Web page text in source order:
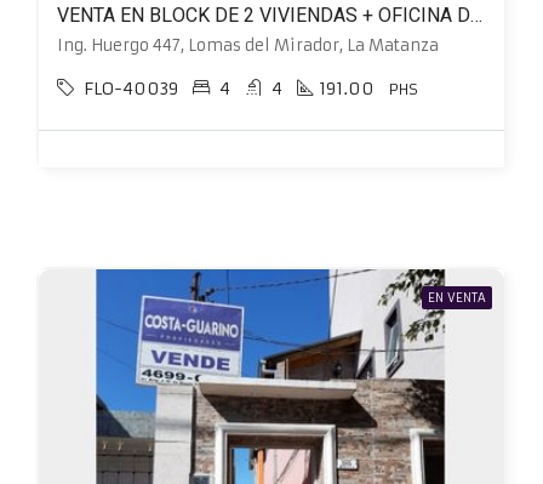
VENTA EN BLOCK DE 2 VIVIENDAS + OFICINA DE 43m² A REFACCIONAR IDEAL PARA 2 FAMILIAS.
Ing. Huergo 447, Lomas del Mirador, La Matanza
FLO-40039 4 4 191.00 PHS
EN VENTA